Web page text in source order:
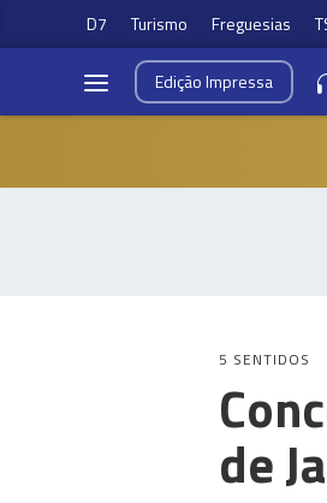
D7 Turismo Freguesias
EdiçãoImpressa
5 SENTIDOS
de